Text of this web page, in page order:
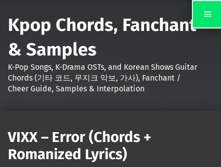
Kpop Chords, Fanchant
& Samples
K-Pop Songs, K-Drama OSTs, and Korean Shows Guitar
Chords (기타 코드, 무지크 악보, 가사), Fanchant /
Cheer Guide, Samples & Interpolation
VIXX – Error (Chords +
Romanized Lyrics)